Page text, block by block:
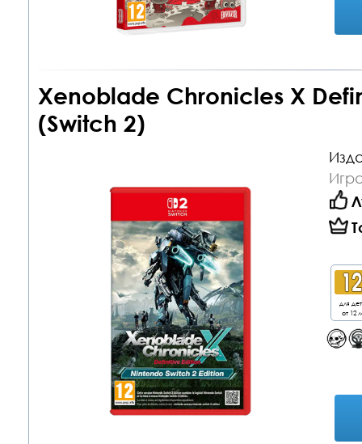
Xenoblade Chronicles X
(Switch 2)
для
от 12